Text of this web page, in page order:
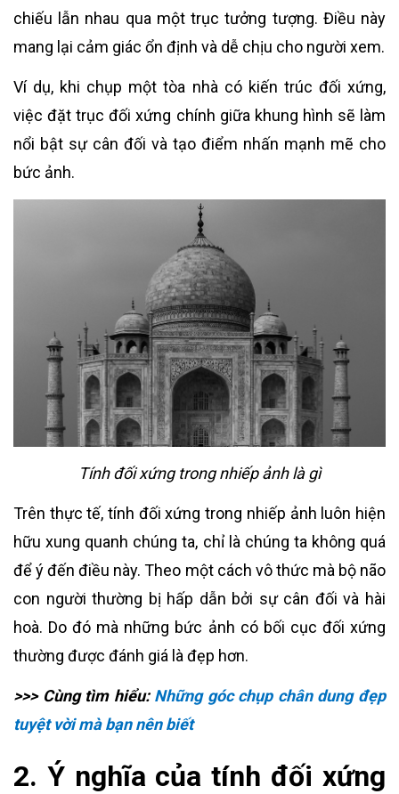
chiếu lẫn nhau qua một trục tưởng tượng. Điều này
mang lại cảm giác ổn định và dễ chịu cho người xem.
Ví dụ, khi chụp một tòa nhà có kiến trúc đối xứng,
việc đặt trục đối xứng chính giữa khung hình sẽ làm
nổi bật sự cân đối và tạo điểm nhấn mạnh mẽ cho
bức ảnh.
Tính đối xứng trong nhiếp ảnh là gì
Trên thực tế, tính đối xứng trong nhiếp ảnh luôn hiện
hữu xung quanh chúng ta, chỉ là chúng ta không quá
để ý đến điều này. Theo một cách vô thức mà bộ não
con người thường bị hấp dẫn bởi sự cân đối và hài
hoà. Do đó mà những bức ảnh có bối cục đối xứng
thường được đánh giá là đẹp hơn.
>>> Cùng tìm hiểu: Những góc chụp chân dung đẹp
tuyệt vời mà bạn nên biết
2. Ý nghĩa của tính đối xứng